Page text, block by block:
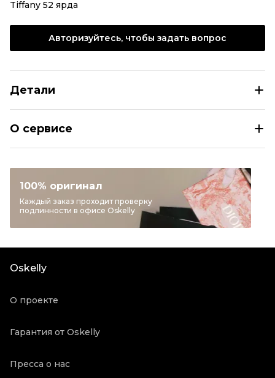
Tiffany 52 ярда
Авторизуйтесь, чтобы задать вопрос
Детали
Категория
Бренд
TIFFANY&CO
Модель
Состояние товара
О сервисе
100% оригинал
Каждый заказ проходит проверку
подлинности в офисе Oskelly
Oskelly
О проекте
Гарантия от Oskelly
Пресса о нас